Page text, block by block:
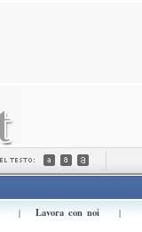
| Lavora con noi |